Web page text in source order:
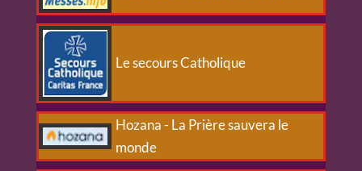
Le secours Catholique
Hozana - La Prière sauvera le
monde